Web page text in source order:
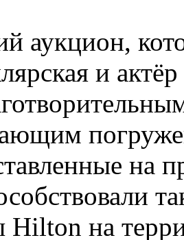
аукцион,
и
на
Hilton на